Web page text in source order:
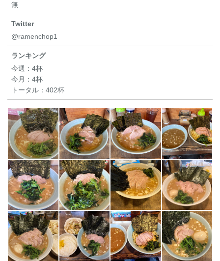
無
Twitter
@ramenchop1
ランキング
今週： 4杯
今月： 4杯
トータル： 402杯